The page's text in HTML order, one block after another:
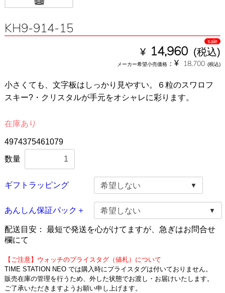
KH9-914-15
sale
¥ 14,960 (税込)
メーカー希望小売価格 ：¥ 18,700 (税込)
小さくても、文字板はしっかり見やすい。６粒のスワロフ
スキー?・クリスタルが手元をオシャレに彩ります。
在庫あり
4974375461079
数量
ギフトラッピング
あんしん保証パック＋
配送目安： 最短で発送を心がけてますが、急ぎはお問合せ
欄にて
【ご注意】ウォッチのプライスタグ（値札）について
TIME STATION NEO では購入時にプライスタグは付いておりません。
販売在庫の管理を行うため、外した状態でお渡し・お届けいたします。
ご了承いただきますようお願い申し上げます。